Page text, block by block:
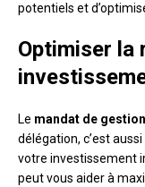
potentiels et
Optimiser la
Le mandat de
délégation, c’est
votre investissement
peut vous aider à